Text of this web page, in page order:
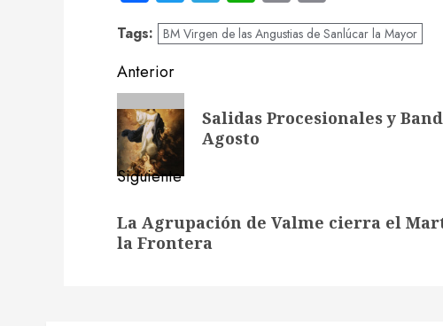
Tags: BM Virgen de las Angustias de Sanlúcar la Mayor
Navegación
de
entradas
Anterior
Entrada
anterior:
Salidas Procesionales y
Agosto
Siguiente
entrada:
La Agrupación de Valme cierra el
la Frontera